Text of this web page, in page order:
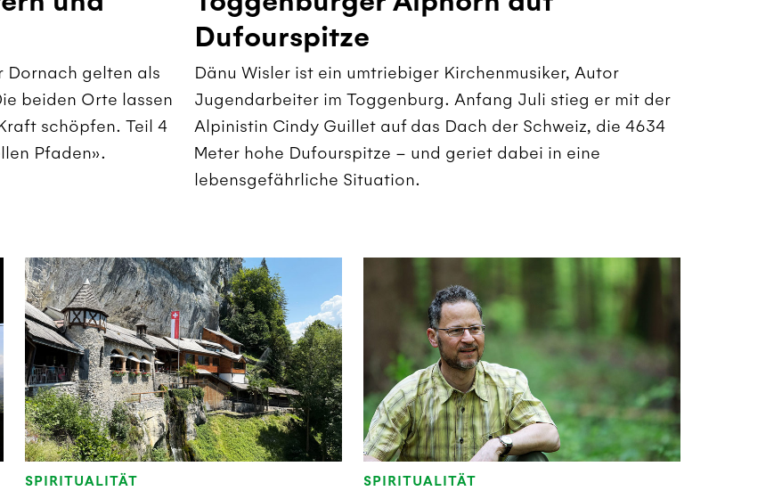
Dornach gelten als
beiden Orte lassen
schöpfen. Teil 4
Pfaden».
Dufourspitze
Dänu Wisler ist ein umtriebiger Kirchenmusiker, Autor
Jugendarbeiter im Toggenburg. Anfang Juli stieg er mit der
Alpinistin Cindy Guillet auf das Dach der Schweiz, die 4634
Meter hohe Dufourspitze – und geriet dabei in eine
lebensgefährliche Situation.
SPIRITUALITÄT SPIRITUALITÄT